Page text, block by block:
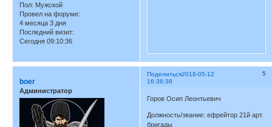
Пол: Мужской
Провел на форуме:
4 месяца 3 дня
Последний визит:
Сегодня 09:10:36
Поделиться 5
2018-05-12
16:38:38
boer
Администратор
Горов Осип Леонтьевич
Должность/звание: ефрейтор 21й арт.
бригады